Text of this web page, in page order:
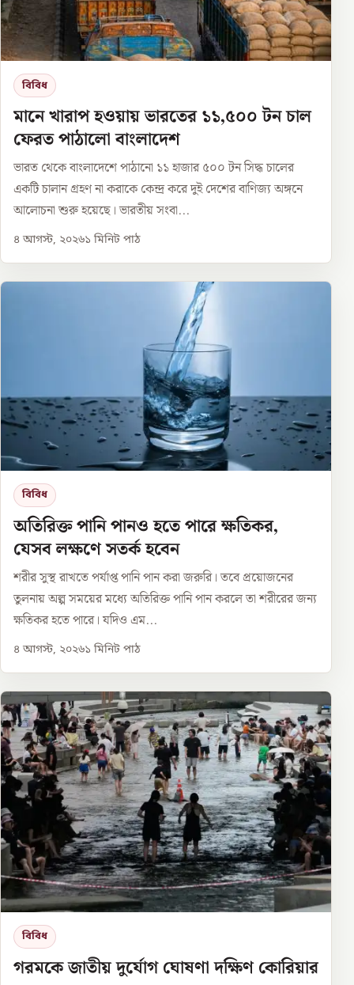
বিবিধ
মানে খারাপ হওয়ায় ভারতের ১১,৫০০ টন চাল
ফেরত পাঠালো বাংলাদেশ
ভারত থেকে বাংলাদেশে পাঠানো ১১ হাজার ৫০০ টন সিদ্ধ চালের
একটি চালান গ্রহণ না করাকে কেন্দ্র করে দুই দেশের বাণিজ্য অঙ্গনে
আলোচনা শুরু হয়েছে। ভারতীয় সংবা...
৪ আগস্ট, ২০২৬১ মিনিট পাঠ
বিবিধ
অতিরিক্ত পানি পানও হতে পারে ক্ষতিকর,
যেসব লক্ষণে সতর্ক হবেন
শরীর সুস্থ রাখতে পর্যাপ্ত পানি পান করা জরুরি। তবে প্রয়োজনের
তুলনায় অল্প সময়ের মধ্যে অতিরিক্ত পানি পান করলে তা শরীরের জন্য
ক্ষতিকর হতে পারে। যদিও এম...
৪ আগস্ট, ২০২৬১ মিনিট পাঠ
বিবিধ
গরমকে জাতীয় দুর্যোগ ঘোষণা দক্ষিণ কোরিয়ার